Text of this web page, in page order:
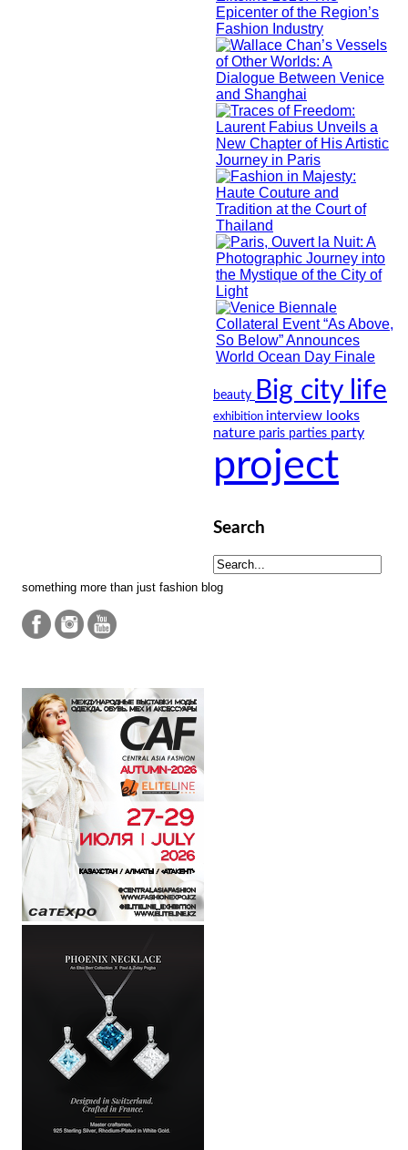
beauty Big city life
exhibition interview looks
nature paris parties party
project
Search
something more than just fashion blog